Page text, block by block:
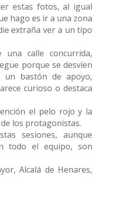
estas fotos, al igual
hago es ir a una zona
extraña ver a un tipo
calle concurrida,
porque se desvíen
bastón de apoyo,
curioso o destaca
el pelo rojo y la
los protagonistas.
sesiones, aunque
todo el equipo, son
Alcalá de Henares,